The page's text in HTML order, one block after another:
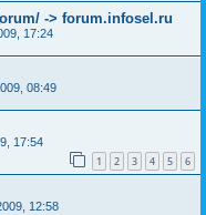
-> forum.infosel.ru
17:24
08:49
17:54
1 2 3 4 5 6
12:58